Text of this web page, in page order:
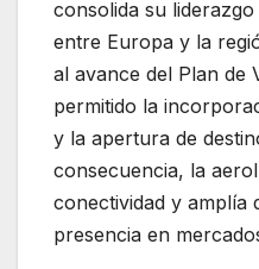
consolida su
entre Europa y la
al avance del Plan de
permitido la
y la apertura de
consecuencia, la
conectividad y amplía
presencia en